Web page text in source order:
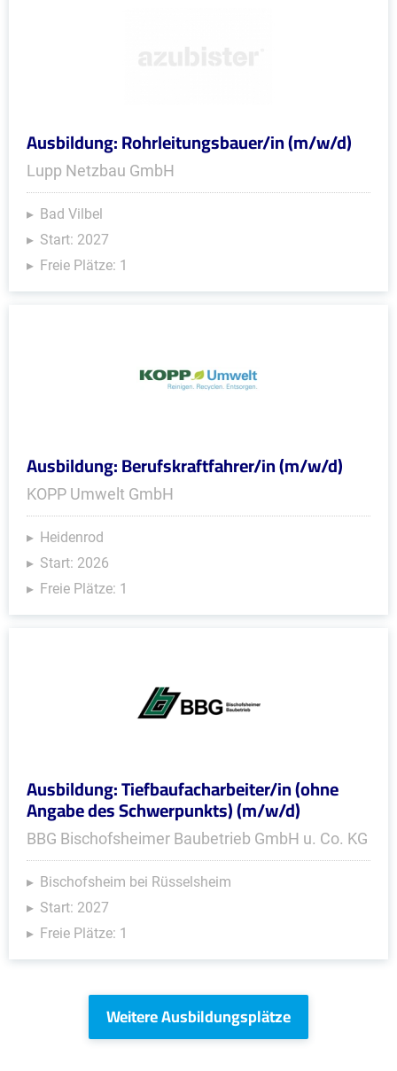
Ausbildung: Rohrleitungsbauer/in (m/w/d)
Lupp Netzbau GmbH
Bad Vilbel
Start: 2027
Freie Plätze: 1
Ausbildung: Berufskraftfahrer/in (m/w/d)
KOPP Umwelt GmbH
Heidenrod
Start: 2026
Freie Plätze: 1
Ausbildung: Tiefbaufacharbeiter/in (ohne
Angabe des Schwerpunkts) (m/w/d)
BBG Bischofsheimer Baubetrieb GmbH u. Co. KG
Bischofsheim bei Rüsselsheim
Start: 2027
Freie Plätze: 1
Weitere Ausbildungsplätze